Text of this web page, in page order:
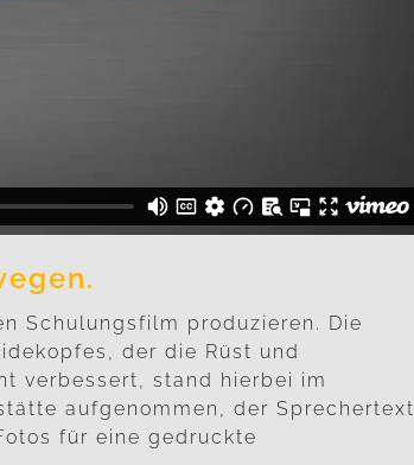
Schulungsfilm produzieren. Die
der die Rüst und
verbessert, stand hierbei im
aufgenommen, der Sprechertext
für eine gedruckte